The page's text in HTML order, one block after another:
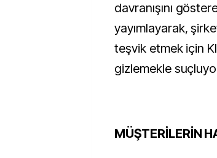
davranışını
yayımlayarak,
teşvik etmek için
gizlemekle
MÜŞTERİLERİN